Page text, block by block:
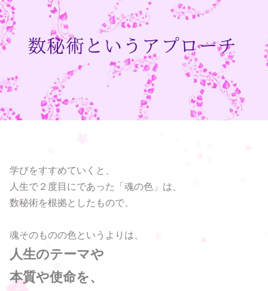
学びをすすめていくと、
人生で２度目にであった「魂の色」は、
数秘術を根拠としたもので、
魂そのものの色というよりは、
人生のテーマや
本質や使命を、